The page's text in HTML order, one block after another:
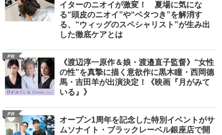
イターのニオイが激変！ 夏場に気にな
る“頭皮のニオイ”や“ベタつき”を解消す
る、“ウィッグのスペシャリスト”が生み出
した徹底ケアとは
PR
《渡辺淳一原作＆娘・渡邉直子監督》“女性
の性”を真摯に描く意欲作に黒木瞳・西岡德
馬・吉田羊が出演決定！《映画『月がみて
いる』》
PR
オープン1周年を記念した特別イベントがサ
ムソナイト・ブラックレーベル銀座店で開